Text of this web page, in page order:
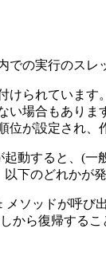
での実行のスレ
けられていま
い場合もあり
位が設定され
起動すると、(
以下のどれかが
メソッドが呼び
から復帰する